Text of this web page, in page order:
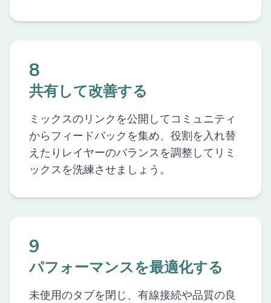
8
共有して改善する
ミックスのリンクを公開してコミュニティ
からフィードバックを集め、役割を入れ替
えたりレイヤーのバランスを調整してリミ
ックスを洗練させましょう。
9
パフォーマンスを最適化する
未使用のタブを閉じ、有線接続や品質の良